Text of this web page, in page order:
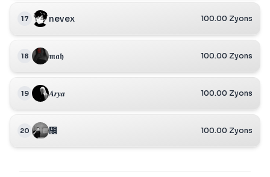
17 nevex 100.00 Zyons
18 𝖒𝖆𝖍 100.00 Zyons
19 𝑨𝒓𝒚𝒂 100.00 Zyons
20 ᲼ 100.00 Zyons